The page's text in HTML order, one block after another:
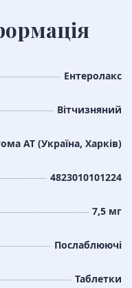
Ентеролакс
Вітчизняний
АТ (Україна, Харків)
4823010101224
7,5 мг
Послаблюючі
Таблетки